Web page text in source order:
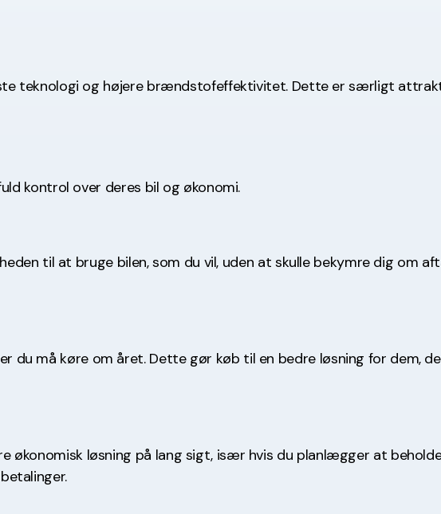
teknologi og højere brændstofeffektivitet. Dette er særligt
kontrol over deres bil og økonomi.
til at bruge bilen, som du vil, uden at skulle bekymre dig om
du må køre om året. Dette gør køb til en bedre løsning for dem,
løsning på lang sigt, især hvis du planlægger at beholde